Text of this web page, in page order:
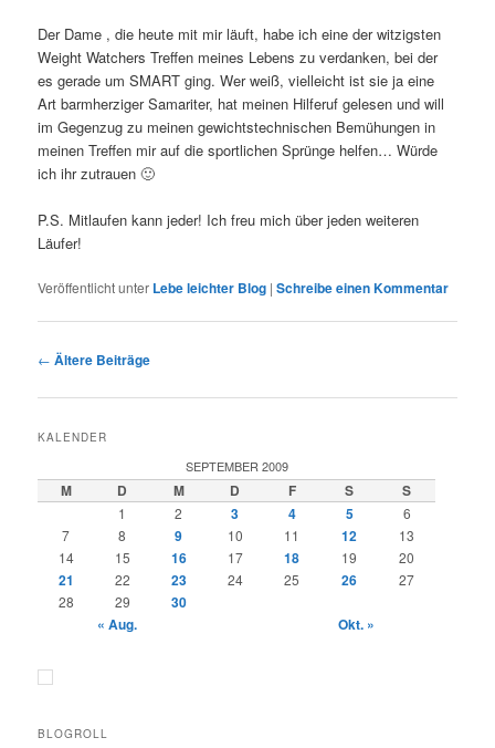
Der Dame , die heute mit mir läuft, habe ich eine der witzigsten
Weight Watchers Treffen meines Lebens zu verdanken, bei der
es gerade um SMART ging. Wer weiß, vielleicht ist sie ja eine
Art barmherziger Samariter, hat meinen Hilferuf gelesen und will
im Gegenzug zu meinen gewichtstechnischen Bemühungen in
meinen Treffen mir auf die sportlichen Sprünge helfen… Würde
ich ihr zutrauen 🙂
P.S. Mitlaufen kann jeder! Ich freu mich über jeden weiteren
Läufer!
Veröffentlicht unter Lebe leichter Blog |Schreibe einen Kommentar
Beitragsnavigation
← Ältere Beiträge
KALENDER
SEPTEMBER 2009
M D M D F S S
1 2 3 4 5
6
7
8 9 10 11 12
13
14
15 16 17 18 19 20
21 22 23 24 25 26
27
28
29
30
« Aug.
Okt. »
BLOGROLL